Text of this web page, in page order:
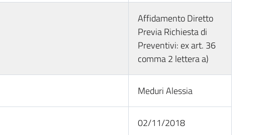
Affidamento Diretto
Previa Richiesta di
Preventivi: ex art. 36
comma 2 lettera a)
Meduri Alessia
02/11/2018